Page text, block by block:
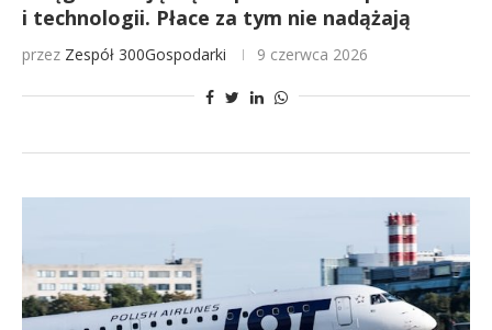
i technologii. Płace za tym nie nadążają
przez Zespół 300Gospodarki 9 czerwca 2026